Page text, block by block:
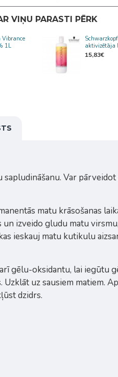
VIŅU PARASTI PĒRK
Vibrance
1L
aktivizētāja
15,83€
Var
matu krāsošanas
izveido gludu matu
ieskauj matu kutikulu
gēlu-oksidantu, lai iegūtu
uz sausiem matiem.
dzidrs.